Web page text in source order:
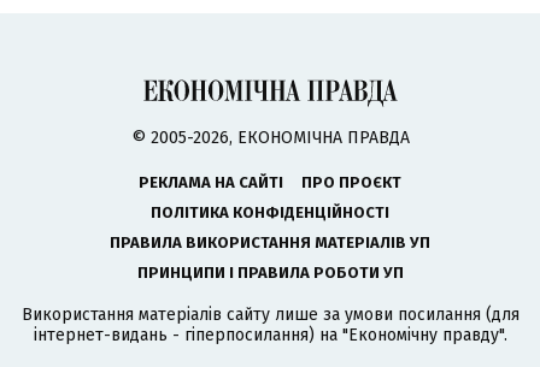
© 2005-2026, ЕКОНОМІЧНА ПРАВДА
РЕКЛАМА НА САЙТІ
ПРО ПРОЄКТ
ПОЛІТИКА КОНФІДЕНЦІЙНОСТІ
ПРАВИЛА ВИКОРИСТАННЯ МАТЕРІАЛІВ УП
ПРИНЦИПИ І ПРАВИЛА РОБОТИ УП
Використання матеріалів сайту лише за умови посилання (для
інтернет-видань - гіперпосилання) на "Економічну правду".